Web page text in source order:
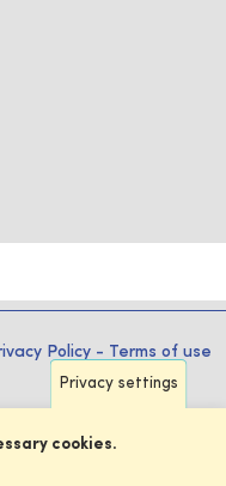
Policy - Terms of use
Privacy settings
cookies.